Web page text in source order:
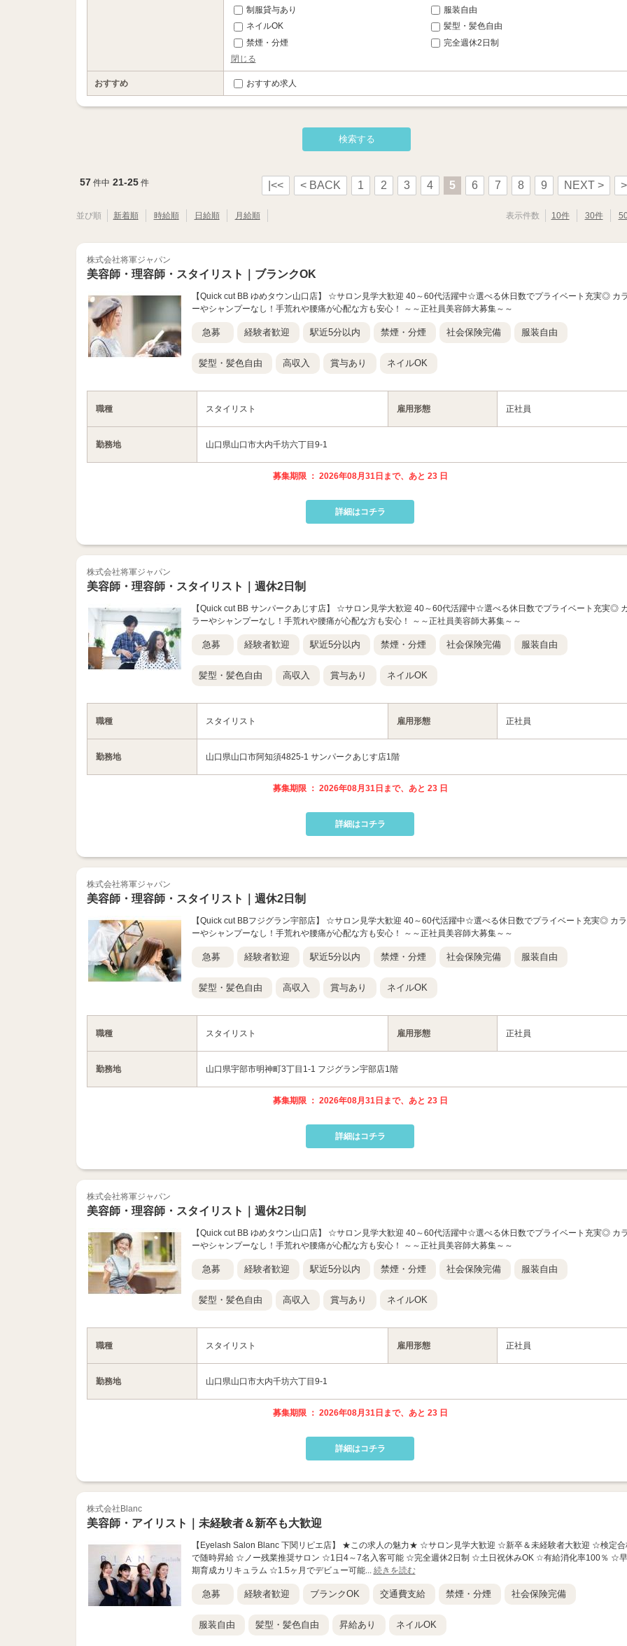
制服貸与あり
服装自由
ネイルOK
髪型・髪色自由
禁煙・分煙
完全週休2日制
閉じる
おすすめ おすすめ求人
57 件中 21-25件 |<< < BACK 1 2 3 4 5 6 7 8 9 NEXT >
並び順 新着順 時給順 日給順 月給順 表示件数 10件 30件
株式会社将軍ジャパン
美容師・理容師・スタイリスト｜ブランクOK
【Quick cut BB ゆめタウン山口店】 ☆サロン見学大歓迎 40～60代活躍中☆選べる休日数でプライベート充実◎ カ
ーやシャンプーなし！手荒れや腰痛が心配な方も安心！ ～～正社員美容師大募集～～
急募 経験者歓迎 駅近5分以内 禁煙・分煙 社会保険完備 服装自由
髪型・髪色自由 高収入 賞与あり ネイルOK
職種 スタイリスト 雇用形態 正社員
勤務地 山口県山口市大内千坊六丁目9-1
募集期限 ： 2026年08月31日まで、あと 23 日
詳細はコチラ
株式会社将軍ジャパン
美容師・理容師・スタイリスト｜週休2日制
【Quick cut BB サンパークあじす店】 ☆サロン見学大歓迎 40～60代活躍中☆選べる休日数でプライベート充実◎
ラーやシャンプーなし！手荒れや腰痛が心配な方も安心！ ～～正社員美容師大募集～～
急募 経験者歓迎 駅近5分以内 禁煙・分煙 社会保険完備 服装自由
髪型・髪色自由 高収入 賞与あり ネイルOK
職種 スタイリスト 雇用形態 正社員
勤務地 山口県山口市阿知須4825-1 サンパークあじす店1階
募集期限 ： 2026年08月31日まで、あと 23 日
詳細はコチラ
株式会社将軍ジャパン
美容師・理容師・スタイリスト｜週休2日制
【Quick cut BBフジグラン宇部店】 ☆サロン見学大歓迎 40～60代活躍中☆選べる休日数でプライベート充実◎ カラ
ーやシャンプーなし！手荒れや腰痛が心配な方も安心！ ～～正社員美容師大募集～～
急募 経験者歓迎 駅近5分以内 禁煙・分煙 社会保険完備 服装自由
髪型・髪色自由 高収入 賞与あり ネイルOK
職種 スタイリスト 雇用形態 正社員
勤務地 山口県宇部市明神町3丁目1-1 フジグラン宇部店1階
募集期限 ： 2026年08月31日まで、あと 23 日
詳細はコチラ
株式会社将軍ジャパン
美容師・理容師・スタイリスト｜週休2日制
【Quick cut BB ゆめタウン山口店】 ☆サロン見学大歓迎 40～60代活躍中☆選べる休日数でプライベート充実◎ カ
ーやシャンプーなし！手荒れや腰痛が心配な方も安心！ ～～正社員美容師大募集～～
急募 経験者歓迎 駅近5分以内 禁煙・分煙 社会保険完備 服装自由
髪型・髪色自由 高収入 賞与あり ネイルOK
職種 スタイリスト 雇用形態 正社員
勤務地 山口県山口市大内千坊六丁目9-1
募集期限 ： 2026年08月31日まで、あと 23 日
詳細はコチラ
株式会社Blanc
美容師・アイリスト｜未経験者＆新卒も大歓迎
【Eyelash Salon Blanc 下関リピエ店】 ★この求人の魅力★ ☆サロン見学大歓迎 ☆新卒＆未経験者大歓迎 ☆検定合
で随時昇給 ☆ノー残業推奨サロン ☆1日4～7名入客可能 ☆完全週休2日制 ☆土日祝休みOK ☆有給消化率100％ ☆早
期育成カリキュラム ☆1.5ヶ月でデビュー可能... 続きを読む
急募 経験者歓迎 ブランクOK 交通費支給 禁煙・分煙 社会保険完備
服装自由 髪型・髪色自由 昇給あり ネイルOK